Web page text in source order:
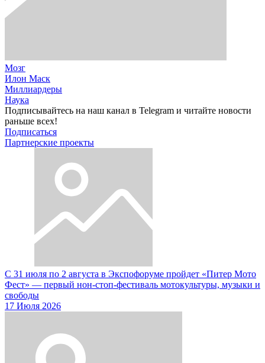
Мозг
Илон Маск
Миллиардеры
Наука
Подписывайтесь на наш канал в Telegram и читайте новости
раньше всех!
Подписаться
Партнерские проекты
С 31 июля по 2 августа в Экспофоруме пройдет «Питер Мото
Фест» — первый нон-стоп-фестиваль мотокультуры, музыки и
свободы
17 Июля 2026